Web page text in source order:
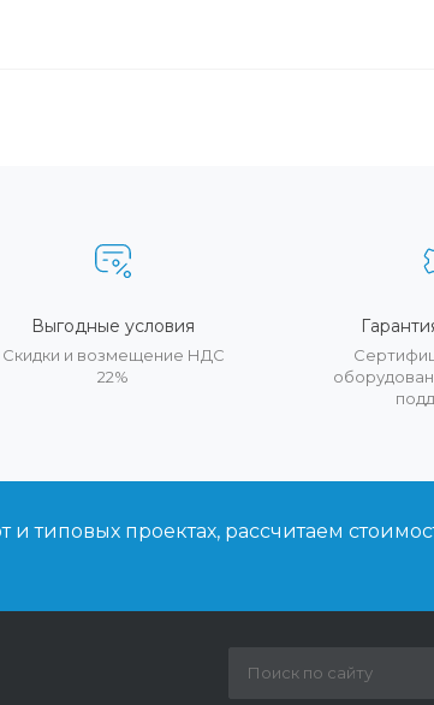
Выгодные условия
Скидки и возмещение НДС
22%
типовых проектах, рассчитаем